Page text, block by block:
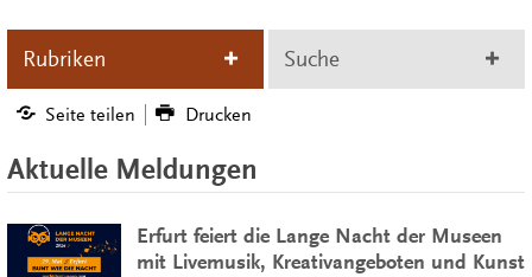
Rubriken Suche
Seite teilen Drucken
Aktuelle Meldungen
Erfurt feiert die Lange Nacht der Museen
mit Livemusik, Kreativangeboten und Kunst